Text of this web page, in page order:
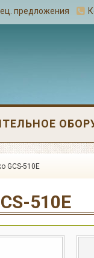
предложения
GCS-510E
510E